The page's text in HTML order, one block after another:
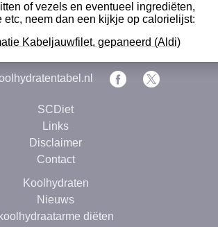
of vezels en eventueel ingrediëten,
etc, neem dan een kijkje op calorielijst:
Kabeljauwfilet, gepaneerd (Aldi)
SCDiet
Links
Disclaimer
Contact
Koolhydraten
Nieuws
koolhydraatarme diëten